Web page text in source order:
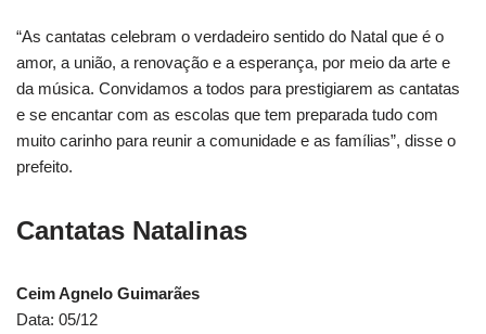
“As cantatas celebram o verdadeiro sentido do Natal que é o
amor, a união, a renovação e a esperança, por meio da arte e
da música. Convidamos a todos para prestigiarem as cantatas
e se encantar com as escolas que tem preparada tudo com
muito carinho para reunir a comunidade e as famílias”, disse o
prefeito.
Cantatas Natalinas
Ceim Agnelo Guimarães
Data: 05/12